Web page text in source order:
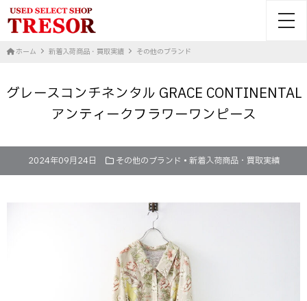
ホーム 新着入荷商品・買取実績 その他のブランド
グレースコンチネンタル GRACE CONTINENTAL
アンティークフラワーワンピース
2024年09月24日 その他のブランド • 新着入荷商品・買取実績